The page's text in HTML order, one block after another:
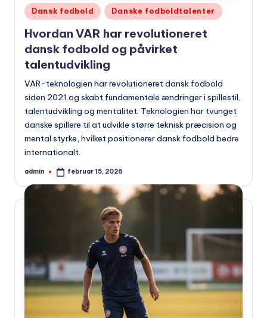
Udgivet
Dansk fodbold Danske fodboldtalenter
Hvordan VAR har revolutioneret
dansk fodbold og påvirket
talentudvikling
VAR-teknologien har revolutioneret dansk fodbold
siden 2021 og skabt fundamentale ændringer i spillestil,
talentudvikling og mentalitet. Teknologien har tvunget
danske spillere til at udvikle større teknisk præcision og
mental styrke, hvilket positionerer dansk fodbold bedre
internationalt.
Indsendt
admin februar 15, 2026